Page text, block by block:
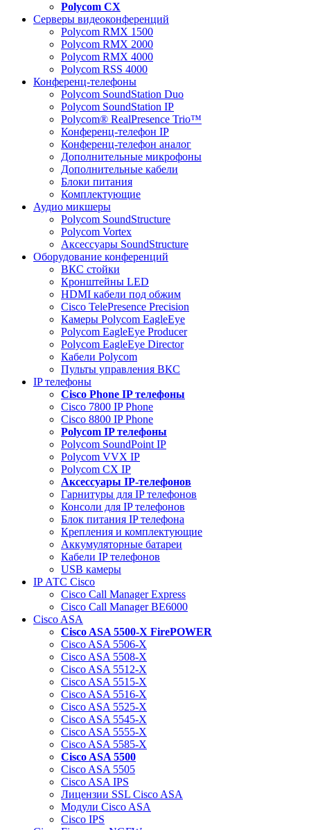
Polycom CX
Серверы видеоконференций
Polycom RMX 1500
Polycom RMX 2000
Polycom RMX 4000
Polycom RSS 4000
Конференц-телефоны
Polycom SoundStation Duo
Polycom SoundStation IP
Polycom® RealPresence Trio™
Конференц-телефон IP
Конференц-телефон аналог
Дополнительные микрофоны
Дополнительные кабели
Блоки питания
Комплектующие
Аудио микшеры
Polycom SoundStructure
Polycom Vortex
Аксессуары SoundStructure
Оборудование конференций
ВКС стойки
Кронштейны LED
HDMI кабели под обжим
Cisco TelePresence Precision
Камеры Polycom EagleEye
Polycom EagleEye Producer
Polycom EagleEye Director
Кабели Polycom
Пульты управления ВКС
IP телефоны
Сisco Phone IP телефоны
Cisco 7800 IP Phone
Cisco 8800 IP Phone
Polycom IP телефоны
Polycom SoundPoint IP
Polycom VVX IP
Polycom CX IP
Аксессуары IP-телефонов
Гарнитуры для IP телефонов
Консоли для IP телефонов
Блок питания IP телефона
Крепления и комплектующие
Аккумуляторные батареи
Кабели IP телефонов
USB камеры
IP АТС Cisco
Cisco Call Manager Express
Cisco Call Manager BE6000
Cisco ASA
Cisco ASA 5500-X FirePOWER
Cisco ASA 5506-X
Cisco ASA 5508-X
Cisco ASA 5512-X
Cisco ASA 5515-X
Cisco ASA 5516-X
Cisco ASA 5525-X
Cisco ASA 5545-X
Cisco ASA 5555-X
Cisco ASA 5585-X
Cisco ASA 5500
Cisco ASA 5505
Cisco ASA IPS
Лицензии SSL Cisco ASA
Модули Cisco ASA
Cisco IPS